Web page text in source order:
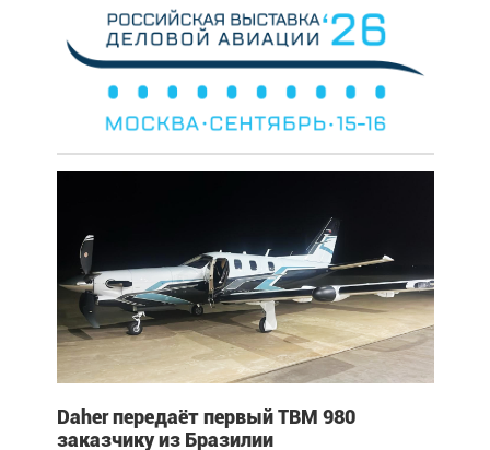
Daher передаёт первый TBM 980
заказчику из Бразилии